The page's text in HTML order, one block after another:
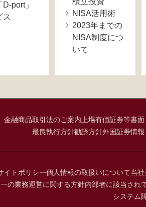
port」
ス
NISA活用術
2023年までの
NISA制度につ
いて
金融商品取引法のご案内 上場有価証券等書
最良執行方針勧誘方針外国証券情
イトポリシー個人情報の取扱いについて当
の業務運営に関する方針内部者に該当され
システム